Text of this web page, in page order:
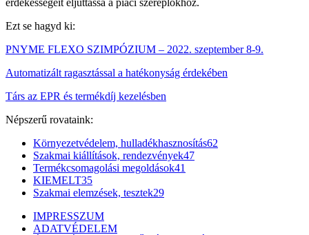
érdekességeit eljuttassa a piaci szereplőkhöz.
Ezt se hagyd ki:
PNYME FLEXO SZIMPÓZIUM – 2022. szeptember 8-9.
Automatizált ragasztással a hatékonyság érdekében
Társ az EPR és termékdíj kezelésben
Népszerű rovataink:
Környezetvédelem, hulladékhasznosítás62
Szakmai kiállítások, rendezvények47
Termékcsomagolási megoldások41
KIEMELT35
Szakmai elemzések, tesztek29
IMPRESSZUM
ADATVÉDELEM